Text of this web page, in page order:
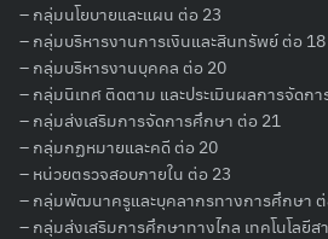
– กลุ่มนโยบายและแผน ต่อ 23
– กลุ่มบริหารงานการเงินและสินทรัพย์ ต่อ 18
– กลุ่มบริหารงานบุคคล ต่อ 20
– กลุ่มนิเทศ ติดตาม และประเมินผลการจัดก
– กลุ่มส่งเสริมการจัดการศึกษา ต่อ 21
– กลุ่มกฏหมายและคดี ต่อ 20
– หน่วยตรวจสอบภายใน ต่อ 23
– กลุ่มพัฒนาครูและบุคลากรทางการศึกษา
– กลุ่มส่งเสริมการศึกษาทางไกล เทคโนโลยี